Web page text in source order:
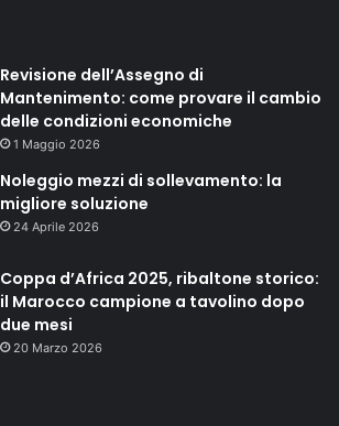
Revisione dell’Assegno di
Mantenimento: come provare il cambio
delle condizioni economiche
1 Maggio 2026
Noleggio mezzi di sollevamento: la
migliore soluzione
24 Aprile 2026
Coppa d’Africa 2025, ribaltone storico:
il Marocco campione a tavolino dopo
due mesi
20 Marzo 2026